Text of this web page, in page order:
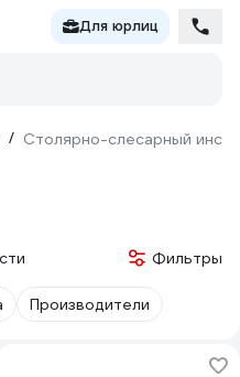
Для юрлиц
/ Столярно-слесарный
Фильтры
Производители